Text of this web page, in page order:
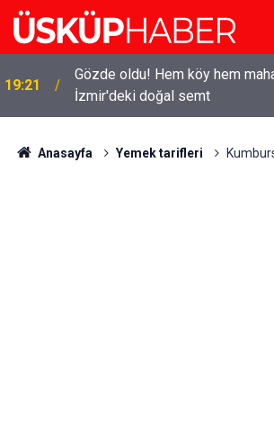
19:21
Gözde oldu! Hem köy hem
İzmir'deki doğal semt
Anasayfa Yemek tarifleri